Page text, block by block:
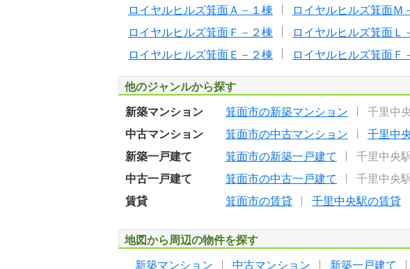
ロイヤルヒルズ箕面Ａ－１棟
ロイヤルヒルズ箕面Ｍ
ロイヤルヒルズ箕面Ｆ－２棟
ロイヤルヒルズ箕面Ｌ
ロイヤルヒルズ箕面Ｅ－２棟
ロイヤルヒルズ箕面Ｆ
他のジャンルから探す
新築マンション 箕面市の新築マンション
千里中
中古マンション
箕面市の中古マンション
千里中
新築一戸建て
箕面市の新築一戸建て
千里中央
中古一戸建て
箕面市の中古一戸建て
千里中央
賃貸
箕面市の賃貸 千里中央駅の賃貸
地図から周辺の物件を探す
新築マンション 中古マンション 新築一戸建て